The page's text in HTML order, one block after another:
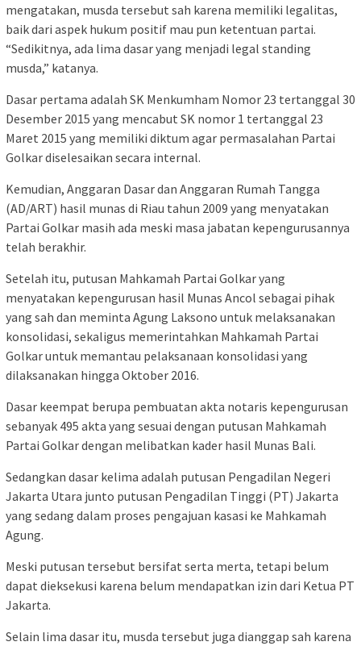
mengatakan, musda tersebut sah karena memiliki legalitas,
baik dari aspek hukum positif mau pun ketentuan partai.
“Sedikitnya, ada lima dasar yang menjadi legal standing
musda,” katanya.
Dasar pertama adalah SK Menkumham Nomor 23 tertanggal 30
Desember 2015 yang mencabut SK nomor 1 tertanggal 23
Maret 2015 yang memiliki diktum agar permasalahan Partai
Golkar diselesaikan secara internal.
Kemudian, Anggaran Dasar dan Anggaran Rumah Tangga
(AD/ART) hasil munas di Riau tahun 2009 yang menyatakan
Partai Golkar masih ada meski masa jabatan kepengurusannya
telah berakhir.
Setelah itu, putusan Mahkamah Partai Golkar yang
menyatakan kepengurusan hasil Munas Ancol sebagai pihak
yang sah dan meminta Agung Laksono untuk melaksanakan
konsolidasi, sekaligus memerintahkan Mahkamah Partai
Golkar untuk memantau pelaksanaan konsolidasi yang
dilaksanakan hingga Oktober 2016.
Dasar keempat berupa pembuatan akta notaris kepengurusan
sebanyak 495 akta yang sesuai dengan putusan Mahkamah
Partai Golkar dengan melibatkan kader hasil Munas Bali.
Sedangkan dasar kelima adalah putusan Pengadilan Negeri
Jakarta Utara junto putusan Pengadilan Tinggi (PT) Jakarta
yang sedang dalam proses pengajuan kasasi ke Mahkamah
Agung.
Meski putusan tersebut bersifat serta merta, tetapi belum
dapat dieksekusi karena belum mendapatkan izin dari Ketua PT
Jakarta.
Selain lima dasar itu, musda tersebut juga dianggap sah karena